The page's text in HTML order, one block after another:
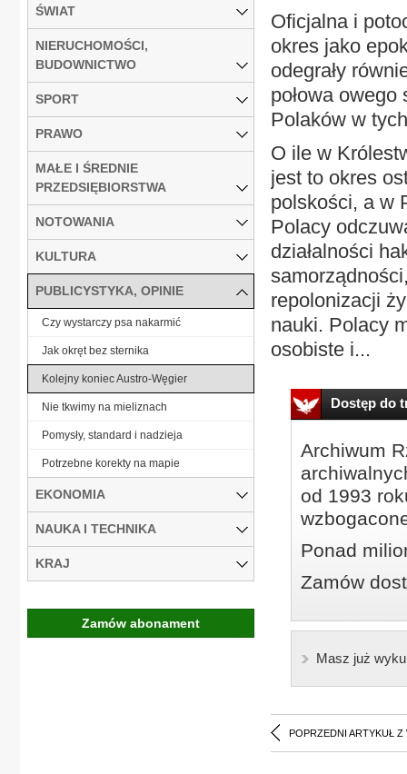
Oficjalna i
okres jako
odegrały
połowa
Polaków w
O ile w
jest to okres
polskości, a w
Polacy
działalności
repolonizacji
nauki. Polacy
osobiste i...
Dostęp do
Archiwum
od 1993
Ponad
Zamów
Masz już
POPRZEDNI ARTYKUŁ Z
ŚWIAT
NIERUCHOMOŚCI,
BUDOWNICTWO
SPORT
PRAWO
MAŁE I ŚREDNIE
PRZEDSIĘBIORSTWA
NOTOWANIA
KULTURA
PUBLICYSTYKA, OPINIE
Czy wystarczy psa nakarmić
Jak okręt bez sternika
Kolejny koniec Austro-Węgier
Nie tkwimy na mieliznach
Pomysły, standard i nadzieja
Potrzebne korekty na mapie
EKONOMIA
NAUKA I TECHNIKA
KRAJ
Zamów abonament